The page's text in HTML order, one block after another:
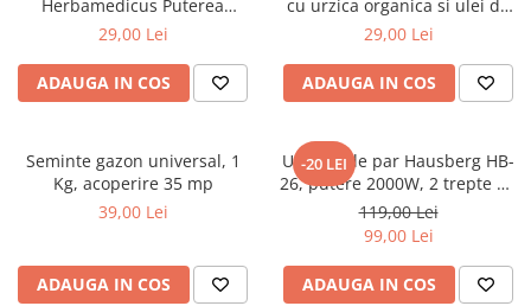
Herbamedicus Puterea
Ursului 250ml
29,00 Lei
ADAUGA IN COS
cu urzica organica si ulei de
ricin, 400 ml
29,00 Lei
ADAUGA IN COS
Seminte gazon universal, 1
Kg, acoperire 35 mp
39,00 Lei
ADAUGA IN COS
-20 LEI
Uscator de par Hausberg HB-
26, putere 2000W, 2 trepte de
viteza
119,00 Lei
99,00 Lei
ADAUGA IN COS